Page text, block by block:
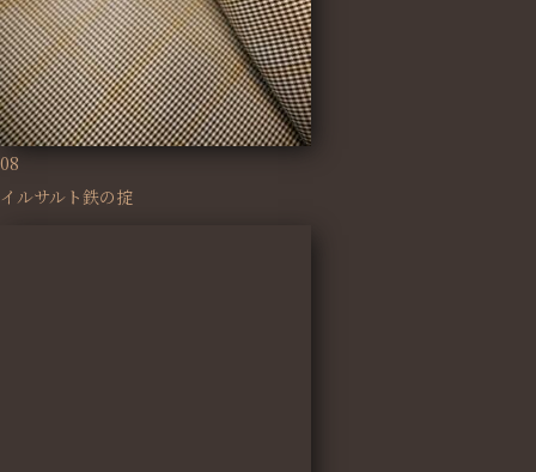
08
イルサルト鉄の掟